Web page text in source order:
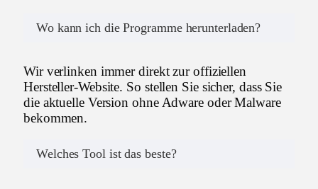
Wo kann ich die Programme herunterladen?
Wir verlinken immer direkt zur offiziellen
Hersteller-Website. So stellen Sie sicher, dass Sie
die aktuelle Version ohne Adware oder Malware
bekommen.
Welches Tool ist das beste?